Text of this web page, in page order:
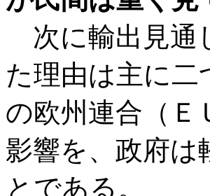
次に輸出見通
た理由は主に二
の欧州連合（Ｅ
影響を、政府は
とである。